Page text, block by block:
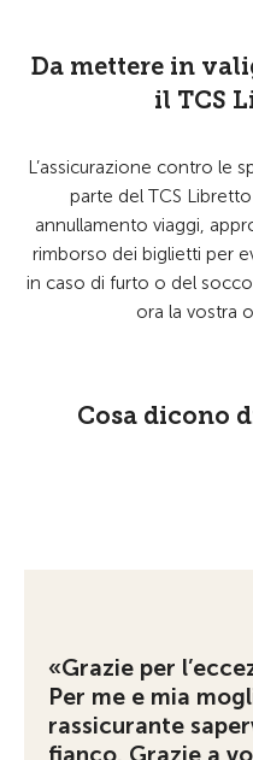
Da mettere in
il TCS
L’assicurazione contro le
parte del TCS Libretto
annullamento viaggi,
rimborso dei biglietti per
in caso di furto o del
ora la vostra
Cosa dicono
«Grazie per
Per me e mia
rassicurante